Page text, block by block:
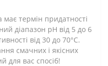
термін придатності
діапазон рН від 5 до 6
від 30 до 70°С.
смачних і якісних
для вас спосіб!